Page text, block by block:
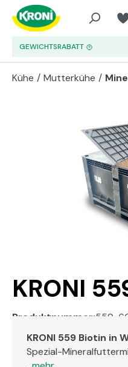
Zum Hauptinhalt springen
GEWICHTSRABATT
Kühe / Mutterkühe /
Bildergalerie überspringen
KRONI
Produktnummer:559-
KRONI 559 Biotin in
Spezial-